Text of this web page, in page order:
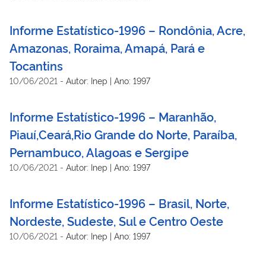
Informe Estatístico-1996 – Rondônia, Acre,
Amazonas, Roraima, Amapá, Pará e
Tocantins
10/06/2021 - Autor: Inep | Ano: 1997
Informe Estatístico-1996 – Maranhão,
Piauí,Ceará,Rio Grande do Norte, Paraíba,
Pernambuco, Alagoas e Sergipe
10/06/2021 - Autor: Inep | Ano: 1997
Informe Estatístico-1996 – Brasil, Norte,
Nordeste, Sudeste, Sul e Centro Oeste
10/06/2021 - Autor: Inep | Ano: 1997